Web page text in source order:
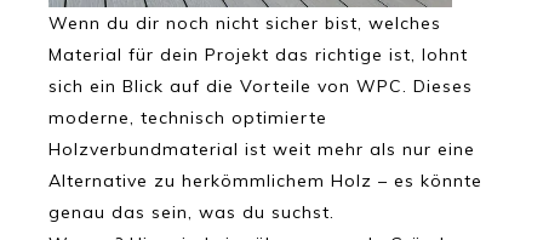
Wenn du dir noch nicht sicher bist, welches
Material für dein Projekt das richtige ist, lohnt
sich ein Blick auf die Vorteile von WPC. Dieses
moderne, technisch optimierte
Holzverbundmaterial ist weit mehr als nur eine
Alternative zu herkömmlichem Holz – es könnte
genau das sein, was du suchst.